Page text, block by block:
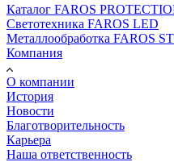
Каталог FAROS
Светотехника FAROS LED
Металлообработка FAROS
Компания
О компании
История
Новости
Благотворительность
Карьера
Наша ответственность